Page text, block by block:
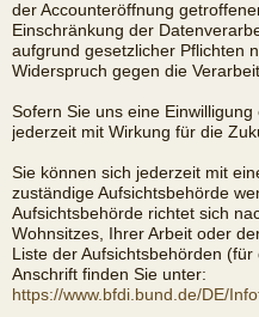
der Accounteröffnung
Einschränkung der
aufgrund gesetzlicher Pflichten
Widerspruch gegen die
Sofern Sie uns eine
jederzeit mit Wirkung für die
Sie können sich jederzeit mit
zuständige Aufsichtsbehörde
Aufsichtsbehörde richtet sich
Wohnsitzes, Ihrer Arbeit oder
Liste der Aufsichtsbehörden
Anschrift finden Sie unter:
https://www.bfdi.bund.de/DE/